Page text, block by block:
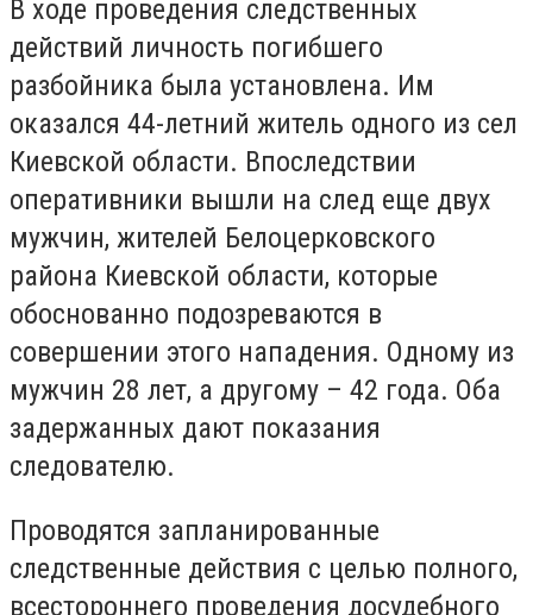
В ходе проведения следственных
действий личность погибшего
разбойника была установлена. Им
оказался 44-летний житель одного из сел
Киевской области. Впоследствии
оперативники вышли на след еще двух
мужчин, жителей Белоцерковского
района Киевской области, которые
обоснованно подозреваются в
совершении этого нападения. Одному из
мужчин 28 лет, а другому – 42 года. Оба
задержанных дают показания
следователю.
Проводятся запланированные
следственные действия с целью полного,
всестороннего проведения досудебного